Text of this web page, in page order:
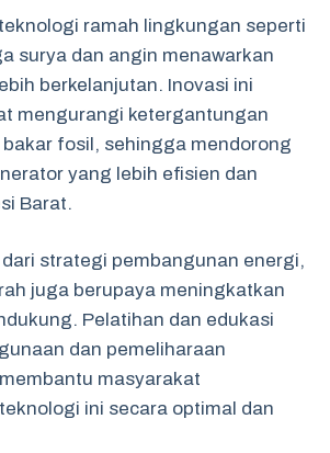
ramah lingkungan seperti
surya dan angin menawarkan
berkelanjutan. Inovasi ini
mengurangi ketergantungan
fosil, sehingga mendorong
yang lebih efisien dan
Barat.
strategi pembangunan energi,
juga berupaya meningkatkan
Pelatihan dan edukasi
dan pemeliharaan
masyarakat
ini secara optimal dan